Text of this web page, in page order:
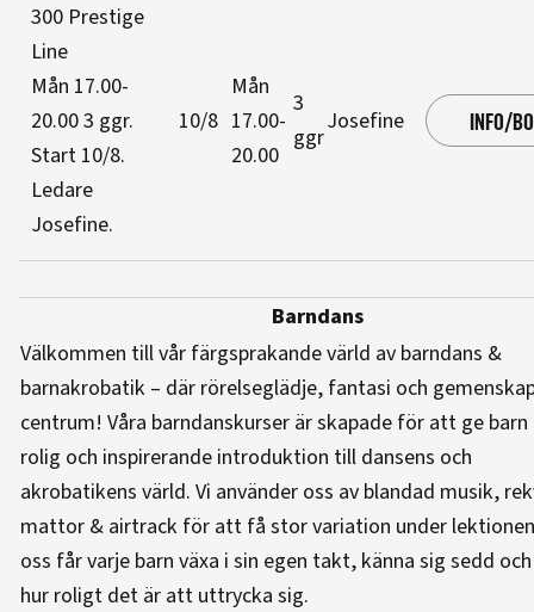
300 Prestige
Line
Mån 17.00-
20.003 ggr.
Start 10/8.
Ledare
Josefine.
10/8
Mån
17.00-
20.00
3
ggr
Josefine INFO/
Barndans
Välkommen till vår färgsprakande värld av barndans &
barnakrobatik – där rörelseglädje, fantasi och
centrum! Våra barndanskurser är skapade för att ge
rolig och inspirerande introduktion till dansens och
akrobatikens värld. Vi använder oss av blandad musik,
mattor & airtrack för att få stor variation under
oss får varje barn växa i sin egen takt, känna sig sedd
hur roligt det är att uttrycka sig.